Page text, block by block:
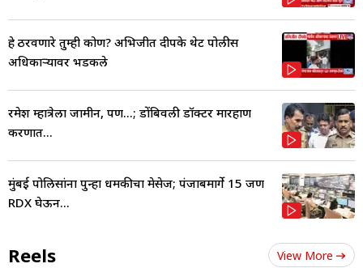
हे ठरवणारे तुम्ही कोण? अभिजीत दीपके थेट पोलीस
अधिकाऱ्यावर भडकले
रमेश म्हात्रेला जामीन, पण...; डोंबिवली डॉक्टर मारहाण
प्रकरणात...
मुंबई पोलिसांना पुन्हा धमकीचा मेसेज; पंजाबमार्गे 15 जण
RDX घेऊन...
Reels View More